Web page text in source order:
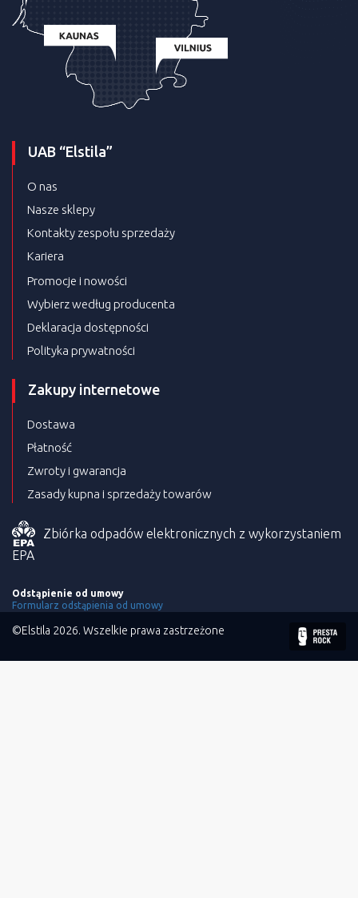
UAB “Elstila”
O nas
Nasze sklepy
Kontakty zespołu sprzedaży
Kariera
Promocje i nowości
Wybierz według producenta
Deklaracja dostępności
Polityka prywatności
Zakupy internetowe
Dostawa
Płatność
Zwroty i gwarancja
Zasady kupna i sprzedaży towarów
Zbiórka odpadów elektronicznych z wykorzystaniem
EPA
Odstąpienie od umowy
Formularz odstąpienia od umowy
©Elstila 2026. Wszelkie prawa zastrzeżone